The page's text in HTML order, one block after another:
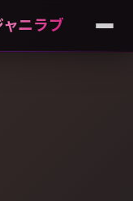
ニラブ